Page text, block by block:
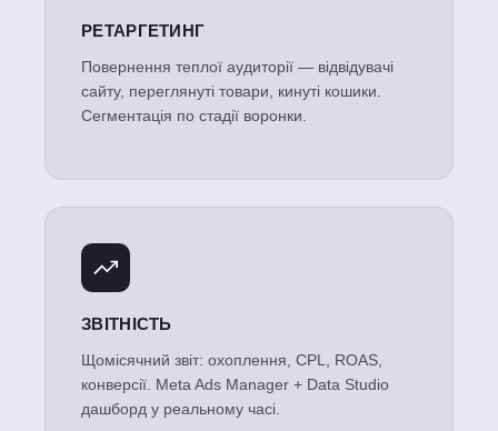
РЕТАРГЕТИНГ
Повернення теплої аудиторії — відвідувачі
сайту, переглянуті товари, кинуті кошики.
Сегментація по стадії воронки.
ЗВІТНІСТЬ
Щомісячний звіт: охоплення, CPL, ROAS,
конверсії. Meta Ads Manager + Data Studio
дашборд у реальному часі.